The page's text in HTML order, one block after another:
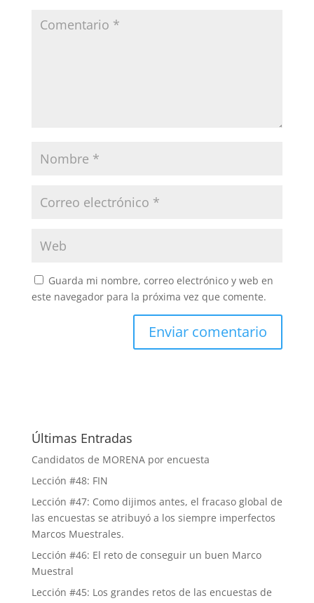
Guarda mi nombre, correo electrónico y web en
este navegador para la próxima vez que comente.
Últimas Entradas
Candidatos de MORENA por encuesta
Lección #48: FIN
Lección #47: Como dijimos antes, el fracaso global de
las encuestas se atribuyó a los siempre imperfectos
Marcos Muestrales.
Lección #46: El reto de conseguir un buen Marco
Muestral
Lección #45: Los grandes retos de las encuestas de